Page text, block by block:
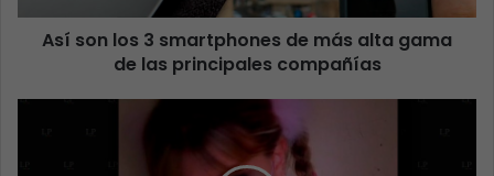
Así son los 3 smartphones de más alta gama
de las principales compañías